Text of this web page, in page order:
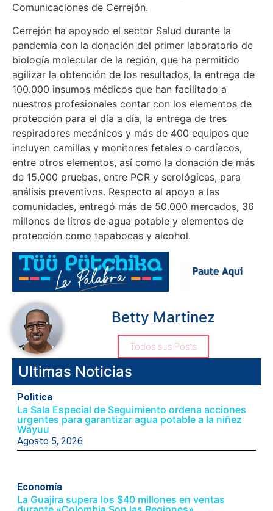
Comunicaciones de Cerrejón.
Cerrejón ha apoyado el sector Salud durante la
pandemia con la donación del primer laboratorio de
biología molecular de la región, que ha permitido
agilizar la obtención de los resultados, la entrega de
100.000 insumos médicos que han facilitado a
nuestros profesionales contar con los elementos de
protección para el día a día, la entrega de tres
respiradores mecánicos y más de 400 equipos que
incluyen camillas y monitores fetales o cardíacos,
entre otros elementos, así como la donación de más
de 15.000 pruebas, entre PCR y serológicas, para
análisis preventivos. Respecto al apoyo a las
comunidades, entregó más de 50.000 mercados, 36
millones de litros de agua potable y elementos de
protección como tapabocas y alcohol.
Betty Martinez
Todos sus Posts
Ultimas Noticias
Politica
La Sala Especial de Seguimiento ordena acciones
urgentes para garantizar agua potable a la niñez
Wayuu
Agosto 5, 2026
Economía
La Guajira supera los $40 millones en ventas